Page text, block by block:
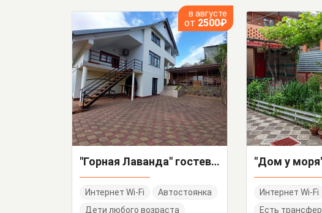
в августе
от 2500₽
"Горная Лаванда" гостевой дом
Интернет Wi-Fi
Автостоянка
Дети любого возраста
Интернет Wi-Fi
Есть трансфер